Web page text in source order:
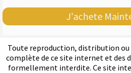
J'achete
Toute reproduction, distribution
complète de ce site internet et des
formellement interdite. Ce site